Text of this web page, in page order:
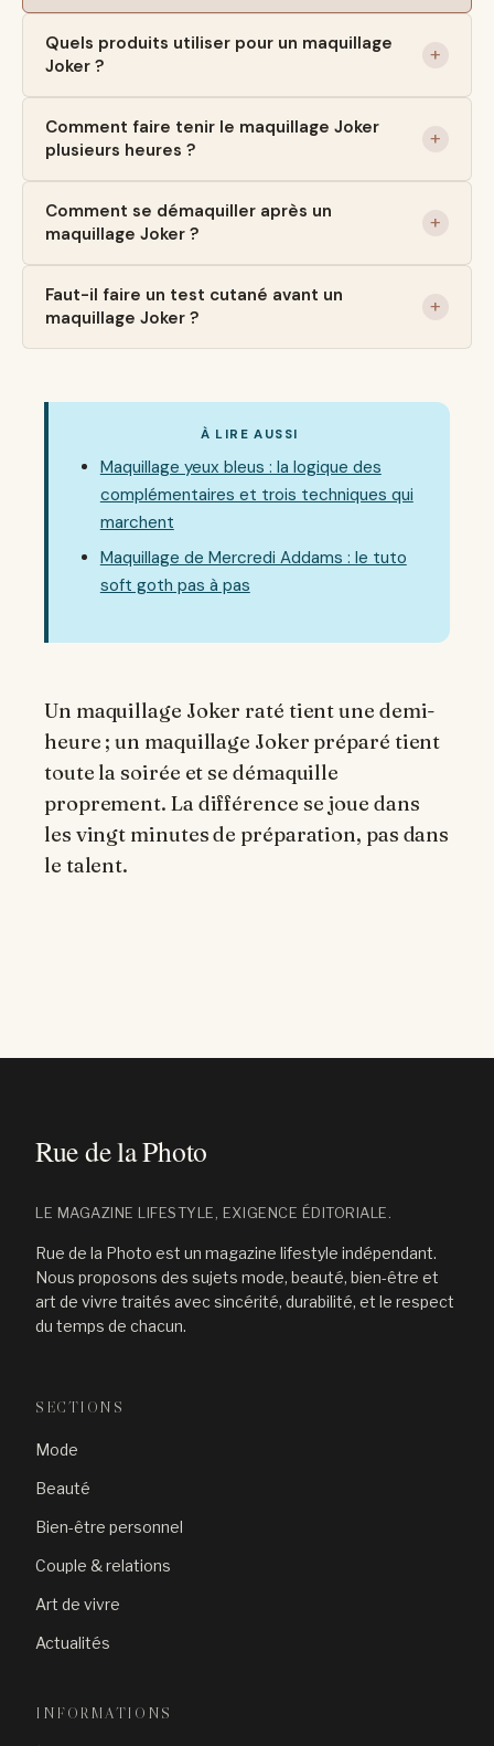
Quels produits utiliser pour un maquillage
Joker ?
Comment faire tenir le maquillage Joker
plusieurs heures ?
Comment se démaquiller après un
maquillage Joker ?
Faut-il faire un test cutané avant un
maquillage Joker ?
À LIRE AUSSI
Maquillage yeux bleus : la logique des
complémentaires et trois techniques qui
marchent
Maquillage de Mercredi Addams : le tuto
soft goth pas à pas
Un maquillage Joker raté tient une demi-
heure ; un maquillage Joker préparé tient
toute la soirée et se démaquille
proprement. La différence se joue dans
les vingt minutes de préparation, pas dans
le talent.
LE MAGAZINE LIFESTYLE, EXIGENCE ÉDITORIALE.
Rue de la Photo est un magazine lifestyle indépendant.
Nous proposons des sujets mode, beauté, bien-être et
art de vivre traités avec sincérité, durabilité, et le respect
du temps de chacun.
SECTIONS
Mode
Beauté
Bien-être personnel
Couple & relations
Art de vivre
Actualités
INFORMATIONS